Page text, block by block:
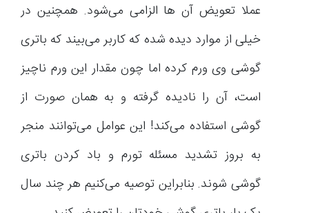
عملا تعویض آن ها الزامی می‌شود. همچنین در
خیلی از موارد دیده شده که کاربر می‌بیند که باتری
گوشی وی ورم کرده اما چون مقدار این ورم ناچیز
است، آن را نادیده گرفته و به همان صورت از
گوشی استفاده می‌کند! این عوامل می‌توانند منجر
به بروز تشدید مسئله تورم و باد کردن باتری
گوشی شوند. بنابراین توصیه می‌کنیم هر چند سال